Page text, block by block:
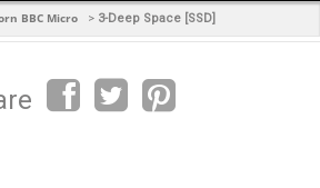
BBC Micro > 3-Deep Space [SSD]